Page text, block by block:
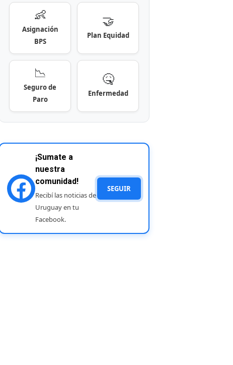
👶
Asignación
BPS
🤝
Plan Equidad
📉
Seguro de
Paro
🤒
Enfermedad
¡Sumate a
nuestra
comunidad!
Recibí las noticias de
Uruguay en tu
Facebook.
SEGUIR